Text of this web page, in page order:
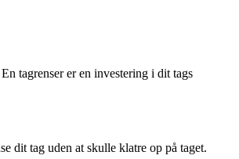
tagrenser er en investering i dit tags
dit tag uden at skulle klatre op på taget.